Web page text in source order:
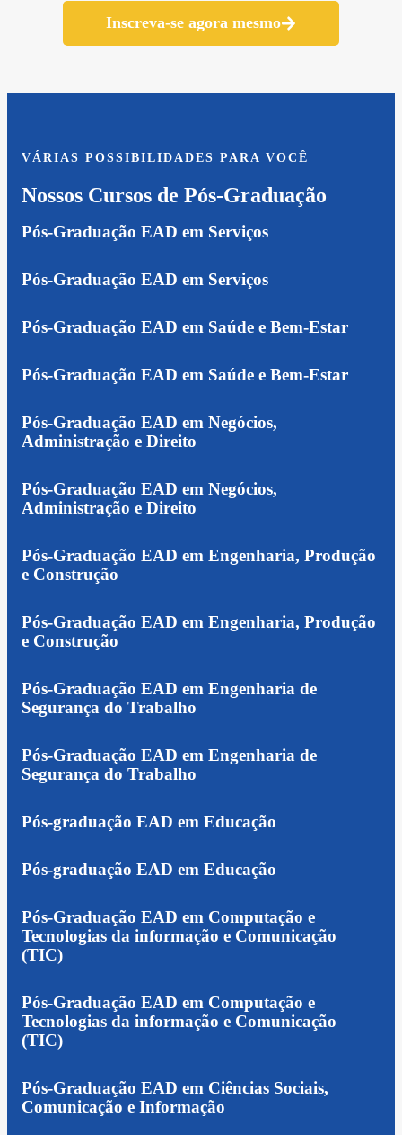
Inscreva-se agora mesmo
VÁRIAS POSSIBILIDADES PARA VOCÊ
Nossos Cursos de Pós-Graduação
Pós-Graduação EAD em Serviços
Pós-Graduação EAD em Serviços
Pós-Graduação EAD em Saúde e Bem-Estar
Pós-Graduação EAD em Saúde e Bem-Estar
Pós-Graduação EAD em Negócios,
Administração e Direito
Pós-Graduação EAD em Negócios,
Administração e Direito
Pós-Graduação EAD em Engenharia, Produção
e Construção
Pós-Graduação EAD em Engenharia, Produção
e Construção
Pós-Graduação EAD em Engenharia de
Segurança do Trabalho
Pós-Graduação EAD em Engenharia de
Segurança do Trabalho
Pós-graduação EAD em Educação
Pós-graduação EAD em Educação
Pós-Graduação EAD em Computação e
Tecnologias da informação e Comunicação
(TIC)
Pós-Graduação EAD em Computação e
Tecnologias da informação e Comunicação
(TIC)
Pós-Graduação EAD em Ciências Sociais,
Comunicação e Informação